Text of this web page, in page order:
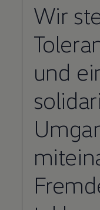
Wir
und